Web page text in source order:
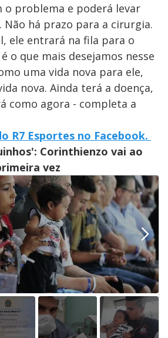
o problema e poderá levar
Não há prazo para a cirurgia.
ele entrará na fila para o
o que mais desejamos nesse
uma vida nova para ele,
nova. Ainda terá a doença,
como agora - completa a
R7 Esportes no Facebook.
Corinthienzo vai ao
vez